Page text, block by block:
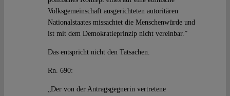
Volksgemeinschaft ausgerichteten autoritären
Nationalstaates missachtet die Menschenwürde und
ist mit dem Demokratieprinzip nicht vereinbar.”
Das entspricht nicht den Tatsachen.
Rn. 690:
„Der von der Antragsgegnerin vertretene